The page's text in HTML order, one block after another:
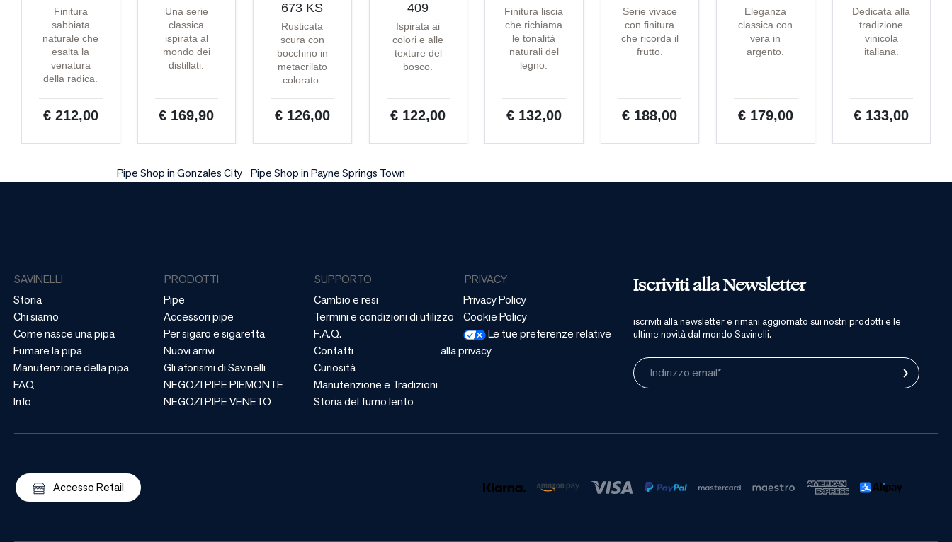
Finitura
sabbiata
naturale che
esalta la
venatura
della radica.
€ 212,00
Una serie
classica
ispirata al
mondo dei
distillati.
€ 169,90
673 KS
Rusticata
scura con
bocchino in
metacrilato
colorato.
€ 126,00
409
Ispirata ai
colori e alle
texture del
bosco.
€ 122,00
Finitura liscia
che richiama
le tonalità
naturali del
legno.
€ 132,00
Serie vivace
con finitura
che ricorda il
frutto.
€ 188,00
Eleganza
classica con
vera in
argento.
€ 179,00
Dedicata alla
tradizione
vinicola
italiana.
€ 133,00
Pipe Shop in Gonzales City Pipe Shop in Payne Springs Town
Iscriviti alla Newsletter
iscriviti alla newsletter e rimani aggiornato sui nostri prodotti e le
ultime novità dal mondo Savinelli.
Indirizzo email* ›
SAVINELLI
Storia
Chi siamo
Come nasce una pipa
Fumare la pipa
Manutenzione della pipa
FAQ
Info
PRODOTTI
Pipe
Accessori pipe
Per sigaro e sigaretta
Nuovi arrivi
Gli aforismi di Savinelli
NEGOZI PIPE PIEMONTE
NEGOZI PIPE VENETO
SUPPORTO
Cambio e resi
Termini e condizioni di utilizzo
F.A.Q.
Contatti
Curiosità
Manutenzione e Tradizioni
Storia del fumo lento
PRIVACY
Privacy Policy
Cookie Policy
Le tue preferenze relative
alla privacy
Accesso Retail